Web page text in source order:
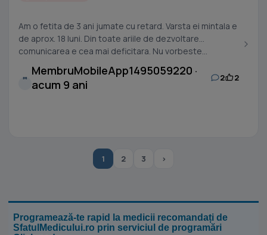
Am o fetita de 3 ani jumate cu retard. Varsta ei mintala e
de aprox. 18 luni. Din toate ariile de dezvoltare
comunicarea e cea mai deficitara. Nu vorbeste...
M
MembruMobileApp1495059220 ·
acum 9 ani
2 2
1 2 3 ›
Programează-te rapid la medicii recomandați de
SfatulMedicului.ro prin serviciul de programări